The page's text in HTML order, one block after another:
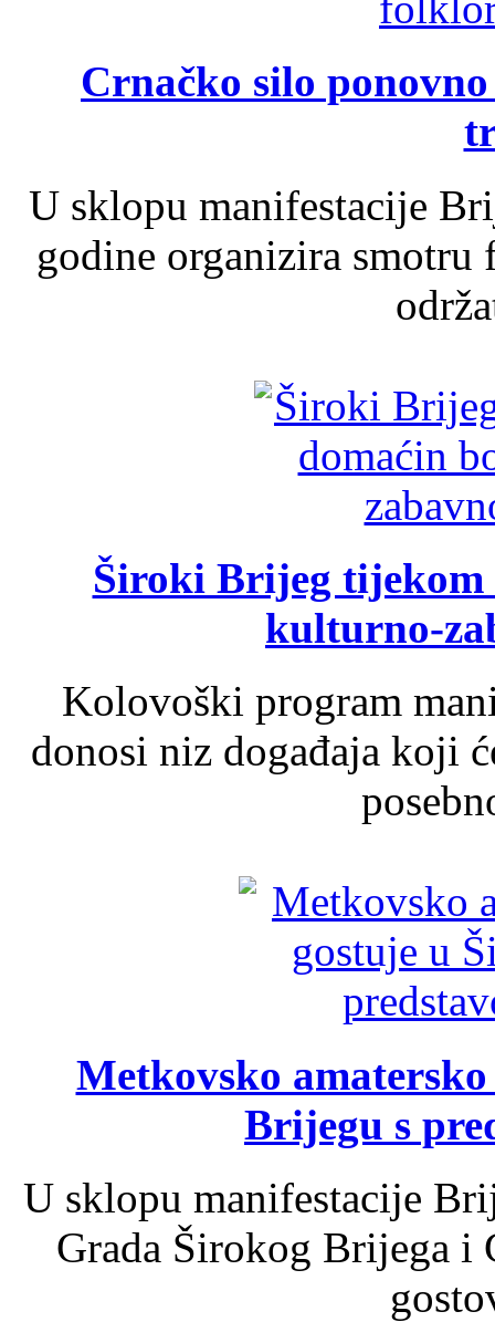
Crnačko silo
U sklopu manifestacije
godine organizira
Široki Brijeg tijekom
kulturno-
Kolovoški program
donosi niz događaja koji
Metkovsko
Brijegu s
U sklopu manifestacije
Grada Širokog Brijega